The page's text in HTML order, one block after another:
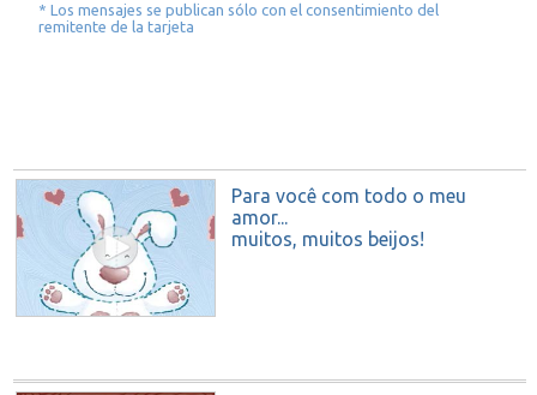
* Los mensajes se publican sólo con el consentimiento del
remitente de la tarjeta
Para você com todo o meu
amor...
muitos, muitos beijos!